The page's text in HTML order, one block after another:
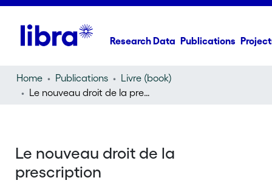
Research Data Publications
Home Publications
Livre (book)
Le nouveau droit de la prescription
Le nouveau droit de la
prescription